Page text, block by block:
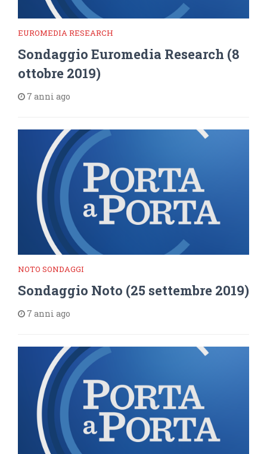
EUROMEDIA RESEARCH
Sondaggio Euromedia Research (8
ottobre 2019)
7 anni ago
NOTO SONDAGGI
Sondaggio Noto (25 settembre 2019)
7 anni ago